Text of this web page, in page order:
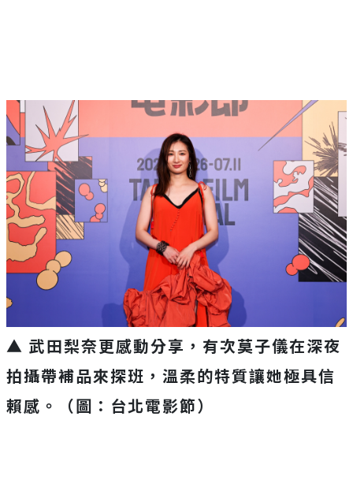
▲ 武田梨奈更感動分享，有次莫子儀在深夜
拍攝帶補品來探班，溫柔的特質讓她極具信
賴感。（圖：台北電影節）